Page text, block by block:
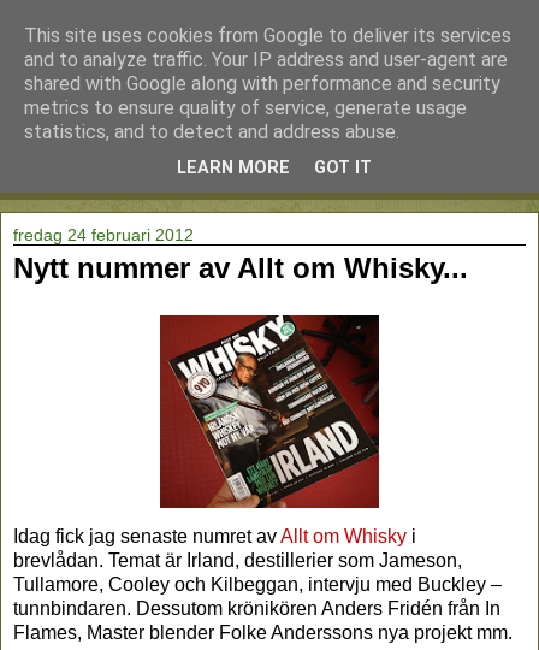
fredag 24 februari 2012
Nytt nummer av Allt om Whisky...
Idag fick jag senaste numret avAllt om Whisky i
brevlådan. Temat är Irland, destillerier som Jameson,
Tullamore, Cooley och Kilbeggan, intervju med Buckley –
tunnbindaren. Dessutom krönikören Anders Fridén från In
Flames, Master blender Folke Anderssons nya projekt mm.
This site uses cookies from Google to deliver its services
and to analyze traffic. Your IP address and user-agent are
shared with Google along with performance and security
metrics to ensure quality of service, generate usage
statistics, and to detect and address abuse.
LEARN MORE GOT IT